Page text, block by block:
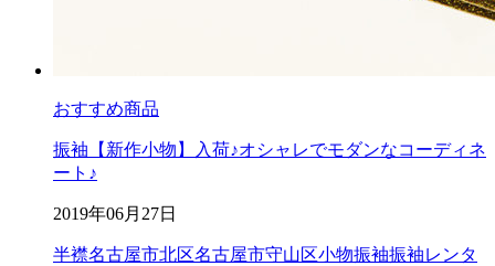
おすすめ商品
振袖【新作小物】入荷♪オシャレでモダンなコーディネ
ート♪
2019年06月27日
半襟名古屋市北区名古屋市守山区小物振袖振袖レンタ